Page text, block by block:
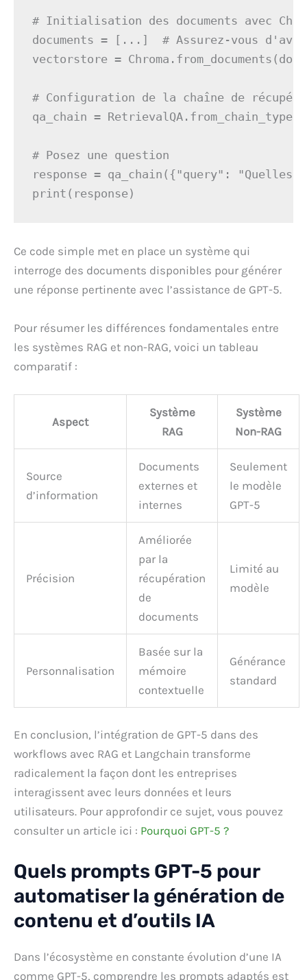
# Initialisation des documents avec
documents = [...]  # Assurez-vous
vectorstore =
# Configuration de la chaîne de
qa_chain =
# Posez une question
response = qa_chain({"query":
Ce code simple met en place un système qui
interroge des documents disponibles pour générer
une réponse pertinente avec l’assistance de GPT-5.
Pour résumer les différences fondamentales entre
les systèmes RAG et non-RAG, voici un tableau
comparatif :
Aspect
Système
RAG
Système
Non-RAG
Source
d’information
Documents
externes et
internes
Seulement
le modèle
GPT-5
Précision
Améliorée
par la
récupération
de
documents
Limité au
modèle
Personnalisation
Basée sur la
mémoire
contextuelle
Générance
standard
En conclusion, l’intégration de GPT-5 dans des
workflows avec RAG et Langchain transforme
radicalement la façon dont les entreprises
interagissent avec leurs données et leurs
utilisateurs. Pour approfondir ce sujet, vous pouvez
consulter un article ici : Pourquoi GPT-5 ?
Quels prompts GPT-5 pour
automatiser la génération de
contenu et d’outils IA
Dans l’écosystème en constante évolution d’une IA
comme GPT-5, comprendre les prompts adaptés est